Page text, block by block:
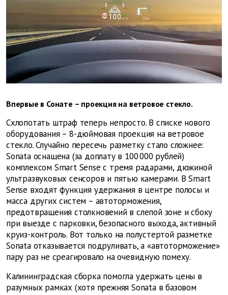
Впервые в Сонате – проекция на ветровое стекло.
Схлопотать штраф теперь непросто. В списке нового
оборудования – 8-дюймовая проекция на ветровое
стекло. Случайно пересечь разметку стало сложнее:
Sonata оснащена (за доплату в 100 000 рублей)
комплексом Smart Sense с тремя радарами, дюжиной
ультразвуковых сенсоров и пятью камерами. В Smart
Sense входят функция удержания в центре полосы и
масса других систем – автоторможения,
предотвращения столкновений в слепой зоне и сбоку
при выезде с парковки, безопасного выхода, активный
круиз-контроль. Вот только на полустертой разметке
Sonata отказывается подруливать, а «автоторможение»
пару раз не среагировало на очевидную помеху.
Калининградская сборка помогла удержать цены в
разумных рамках (хотя прежняя Sonata в базовом